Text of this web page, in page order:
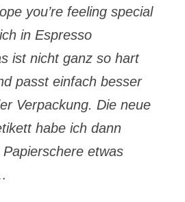
you’re feeling special
in Espresso
ist nicht ganz so hart
passt einfach besser
Verpackung. Die neue
habe ich dann
etwas